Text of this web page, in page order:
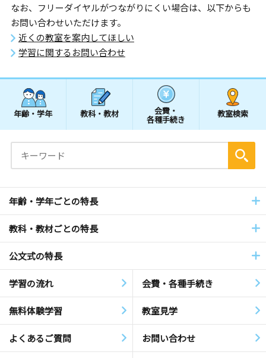
なお、フリーダイヤルがつながりにくい場合は、以下からも
お問い合わせいただけます。
近くの教室を案内してほしい
学習に関するお問い合わせ
年齢・学年 教科・教材 会費・
各種手続き
教室検索
年齢・学年ごとの特長
教科・教材ごとの特長
公文式の特長
学習の流れ 会費・各種手続き
無料体験学習 教室見学
よくあるご質問 お問い合わせ